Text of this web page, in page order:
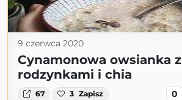
9 czerwca 2020
Cynamonowa owsianka z
rodzynkami i chia
67 3 Zapisz 0